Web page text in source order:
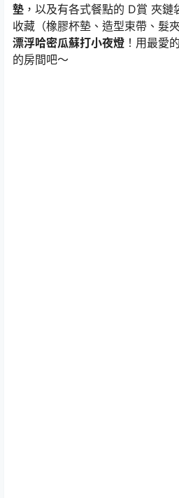
墊 ，以及有各式餐點的 D賞 夾
收藏（橡膠杯墊、造型束帶、髮
漂浮哈密瓜蘇打小夜燈 ！用最愛
的房間吧～